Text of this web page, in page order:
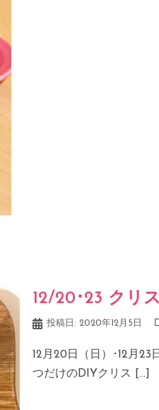
12/20･23 クリ
投稿日: 2020年12月5日
12月20日（日）･12月
つだけのDIYクリス […]